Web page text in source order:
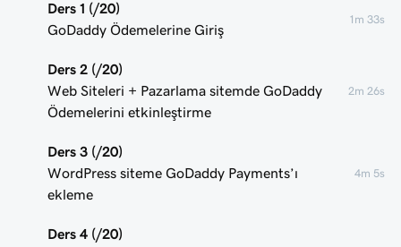
Ders 1 (/20)
GoDaddy Ödemelerine Giriş
1m 33s
Ders 2 (/20)
Web Siteleri + Pazarlama sitemde GoDaddy
Ödemelerini etkinleştirme
2m 26s
Ders 3 (/20)
WordPress siteme GoDaddy Payments’ı
ekleme
4m 5s
Ders 4 (/20)